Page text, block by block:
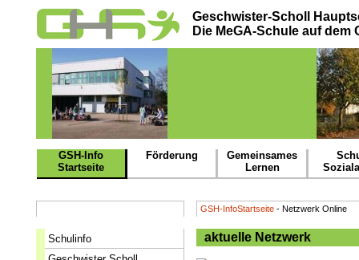
Geschwister-Scholl
Die MeGA-Schule auf dem
GSH-Info
Startseite
Förderung
Gemeinsames
Lernen
Schulinfo
GSH-InfoStartseite - Netzwerk Online
aktuelle Netzwerk